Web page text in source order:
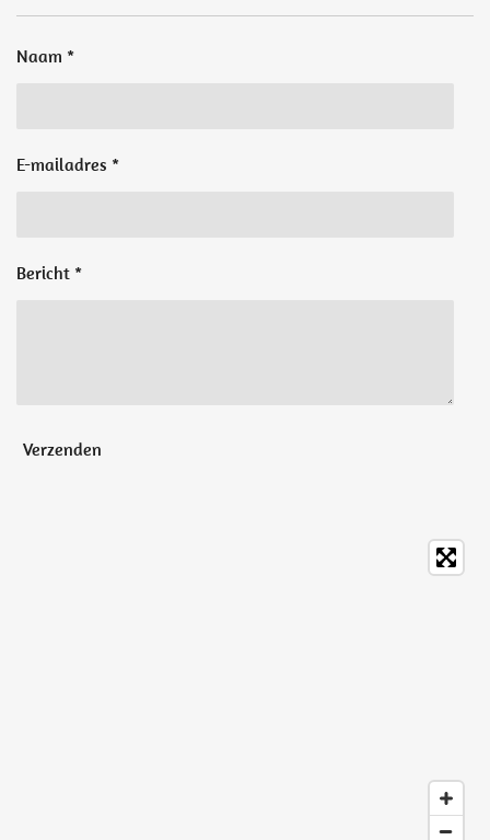
Naam *
E-mailadres *
Bericht *
Verzenden